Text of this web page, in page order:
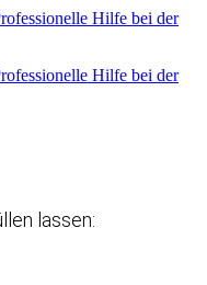
Hilfe bei der
Hilfe bei der
lassen: